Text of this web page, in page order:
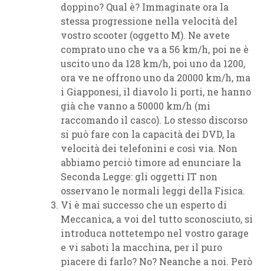
doppino? Qual è? Immaginate ora la
stessa progressione nella velocità del
vostro scooter (oggetto M). Ne avete
comprato uno che va a 56 km/h, poi ne è
uscito uno da 128 km/h, poi uno da 1200,
ora ve ne offrono uno da 20000 km/h, ma
i Giapponesi, il diavolo li porti, ne hanno
già che vanno a 50000 km/h (mi
raccomando il casco). Lo stesso discorso
si può fare con la capacità dei DVD, la
velocità dei telefonini e così via. Non
abbiamo perciò timore ad enunciare la
Seconda Legge: gli oggetti IT non
osservano le normali leggi della Fisica.
Vi è mai successo che un esperto di
Meccanica, a voi del tutto sconosciuto, si
introduca nottetempo nel vostro garage
e vi saboti la macchina, per il puro
piacere di farlo? No? Neanche a noi. Però